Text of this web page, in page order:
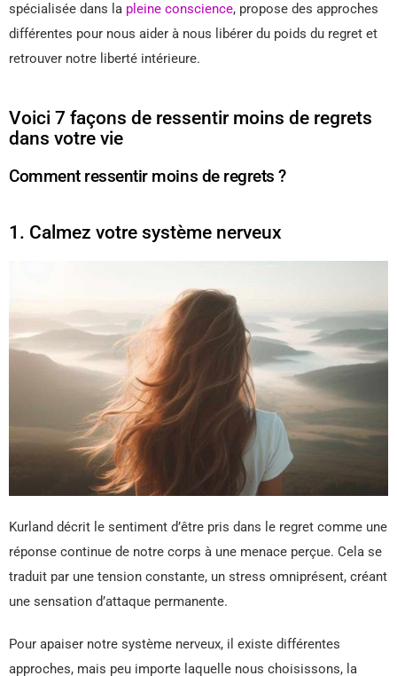
spécialisée dans la pleine conscience, propose des approches
différentes pour nous aider à nous libérer du poids du regret et
retrouver notre liberté intérieure.
Voici 7 façons de ressentir moins de regrets
dans votre vie
Comment ressentir moins de regrets ?
1. Calmez votre système nerveux
Kurland décrit le sentiment d’être pris dans le regret comme une
réponse continue de notre corps à une menace perçue. Cela se
traduit par une tension constante, un stress omniprésent, créant
une sensation d’attaque permanente.
Pour apaiser notre système nerveux, il existe différentes
approches, mais peu importe laquelle nous choisissons, la